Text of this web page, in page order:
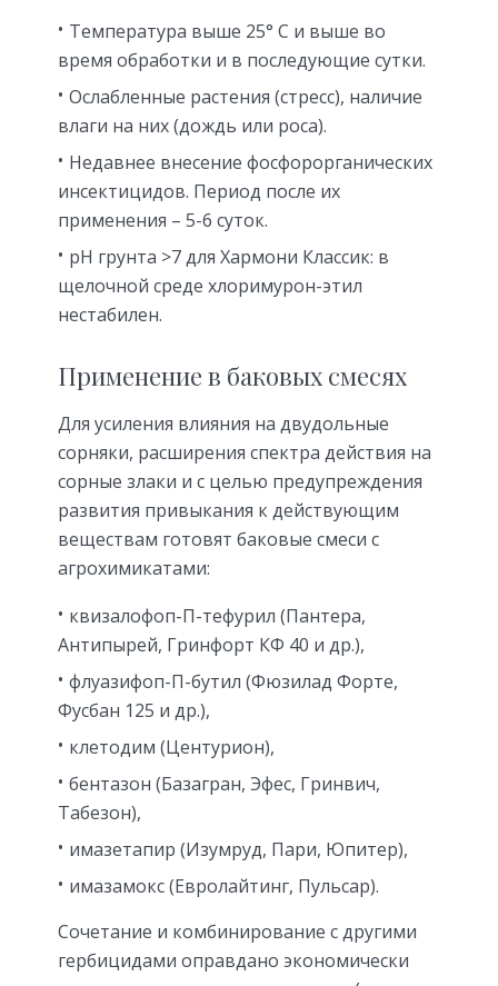
Температура выше 25° С и выше во
время обработки и в последующие сутки.
Ослабленные растения (стресс), наличие
влаги на них (дождь или роса).
Недавнее внесение фосфорорганических
инсектицидов. Период после их
применения – 5-6 суток.
рН грунта >7 для Хармони Классик: в
щелочной среде хлоримурон-этил
нестабилен.
Применение в баковых смесях
Для усиления влияния на двудольные
сорняки, расширения спектра действия на
сорные злаки и с целью предупреждения
развития привыкания к действующим
веществам готовят баковые смеси с
агрохимикатами:
квизалофоп-П-тефурил (Пантера,
Антипырей, Гринфорт КФ 40 и др.),
флуазифоп-П-бутил (Фюзилад Форте,
Фусбан 125 и др.),
клетодим (Центурион),
бентазон (Базагран, Эфес, Гринвич,
Табезон),
имазетапир (Изумруд, Пари, Юпитер),
имазамокс (Евролайтинг, Пульсар).
Сочетание и комбинирование с другими
гербицидами оправдано экономически